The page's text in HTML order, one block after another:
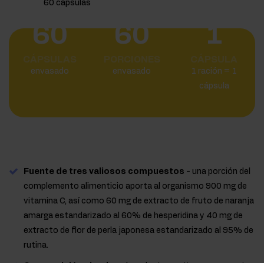
60
envasado
60
envasado
1
1 ración = 1
cápsula
Fuente de tres valiosos compuestos - una porción del
complemento alimenticio aporta al organismo 900 mg de
vitamina C, así como 60 mg de extracto de fruto de naranja
amarga estandarizado al 60% de hesperidina y 40 mg de
extracto de flor de perla japonesa estandarizado al 95% de
rutina.